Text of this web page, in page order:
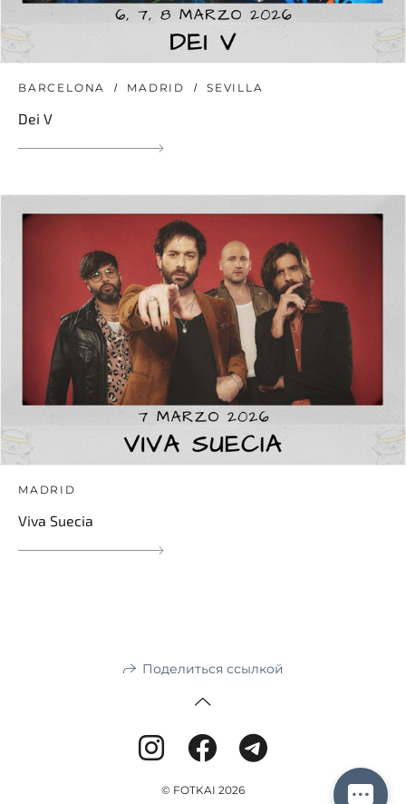
BARCELONA MADRID SEVILLA
Dei V
MADRID
Viva Suecia
Поделиться ссылкой
© FOTKAI 2026